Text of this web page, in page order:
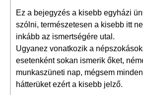
Ez a bejegyzés a kisebb egyházi
szólni, természetesen a kisebb itt
inkább az ismertségére utal.
Ugyanez vonatkozik a
esetenként sokan ismerik őket,
munkaszüneti nap, mégsem
hátterüket ezért a kisebb jelző.